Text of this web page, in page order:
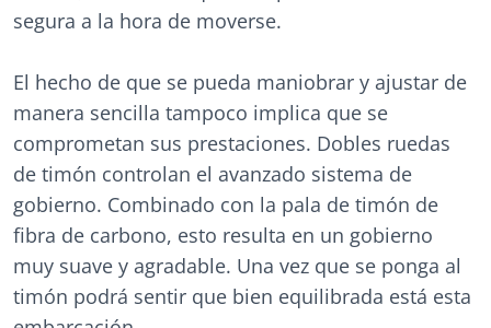
segura a la hora de moverse.
El hecho de que se pueda maniobrar y ajustar de
manera sencilla tampoco implica que se
comprometan sus prestaciones. Dobles ruedas
de timón controlan el avanzado sistema de
gobierno. Combinado con la pala de timón de
fibra de carbono, esto resulta en un gobierno
muy suave y agradable. Una vez que se ponga al
timón podrá sentir que bien equilibrada está esta